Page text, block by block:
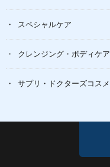
スペシャルケア
クレンジング・ボディケア
サプリ・ドクターズコスメ